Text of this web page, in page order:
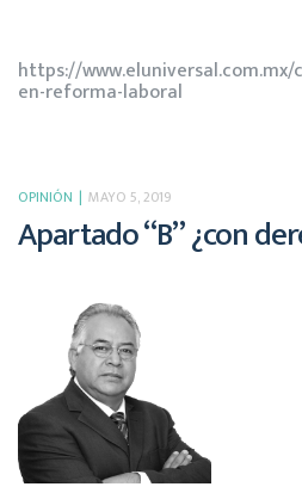
https://
en-reforma-laboral
OPINIÓN MAYO 5, 2019
Apartado “B” ¿con